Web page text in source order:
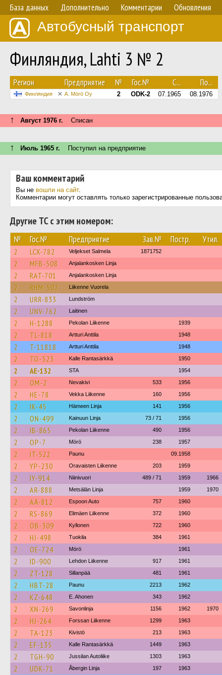
База данных Дополнительно Комментарии Обновления
Автобусный транспорт
Финляндия, Lahti 3 № 2
Регион Предприятие № Гос.№ С... По...
Финляндия A. Mörö Oy 2 ODK-2 07.1965 08.1976
↑ Август 1976 г. Списан
↑ Июль 1965 г. Поступил на предприятие
Ваш комментарий
Вы не вошли на сайт.
Комментарии могут оставлять только зарегистрированные
Другие ТС с этим номером:
№ Гос.№ Предприятие Зав.№ Постр. Утил.
2 LCX-782 Veljekset Salmela 1871752
2 MFB-508 Anjalankosken Linja
2 RAT-701 Anjalankosken Linja
2 RHM-502 Liikenne Vuorela
2 URR-833 Lundström
2 UNV-762 Laitinen
2 H-1288 Pekolan Liikenne 1939
2 TL-818 Artturi Anttila 1948
2 T-11818 Artturi Anttila 1948
2 TO-523 Kalle Rantasärkkä 1950
2 AE-132 STA 1954
2 OM-2 Nevakivi 533 1956
2 HE-78 Vekka Liikenne 160 1956
2 IK-45 Hämeen Linja 141 1956
2 ON-499 Kainuun Linja 73 / 71 1956
2 IB-865 Pekolan Liikenne 490 1956
2 OP-7 Mörö 238 1957
2 IT-522 Paunu 09.1958
2 YP-230 Oravaisten Liikenne 203 1959
2 IY-914 Niinivuori 489 / 71 1959 1966
2 AR-888 Metsälän Linja 1959 1970
2 AÄ-812 Espoon Auto 757 1960
2 RS-869 Elimäen Liikenne 372 1960
2 OB-309 Kyllonen 722 1960
2 HJ-498 Tuokila 384 1961
2 OE-724 Mörö 1961
2 ID-900 Lehdon Liikenne 917 1961
2 ZT-128 Sillanpää 481 1961
2 HBT-28 Paunu 2213 1962
2 KZ-648 E. Ahonen 343 1962
2 XN-269 Savonlinja 1156 1962 1970
2 HJ-264 Forssan Liikenne 1299 1963
2 TA-123 Kivistö 213 1963
2 EF-135 Kalle Rantasärkkä 1449 1963
2 TGH-90 Jussilan Autoliike 1303 1963
2 UDK-71 Åbergin Linja 197 1963